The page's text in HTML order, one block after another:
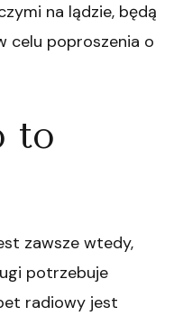
na lądzie, będą
celu poproszenia o
to
zawsze wtedy,
potrzebuje
radiowy jest